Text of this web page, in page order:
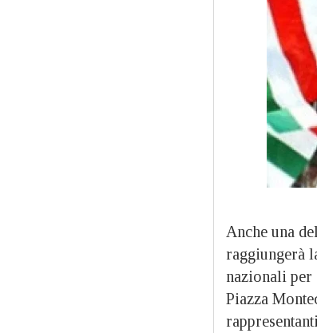
Anche una
raggiungerà
nazionali per
Piazza